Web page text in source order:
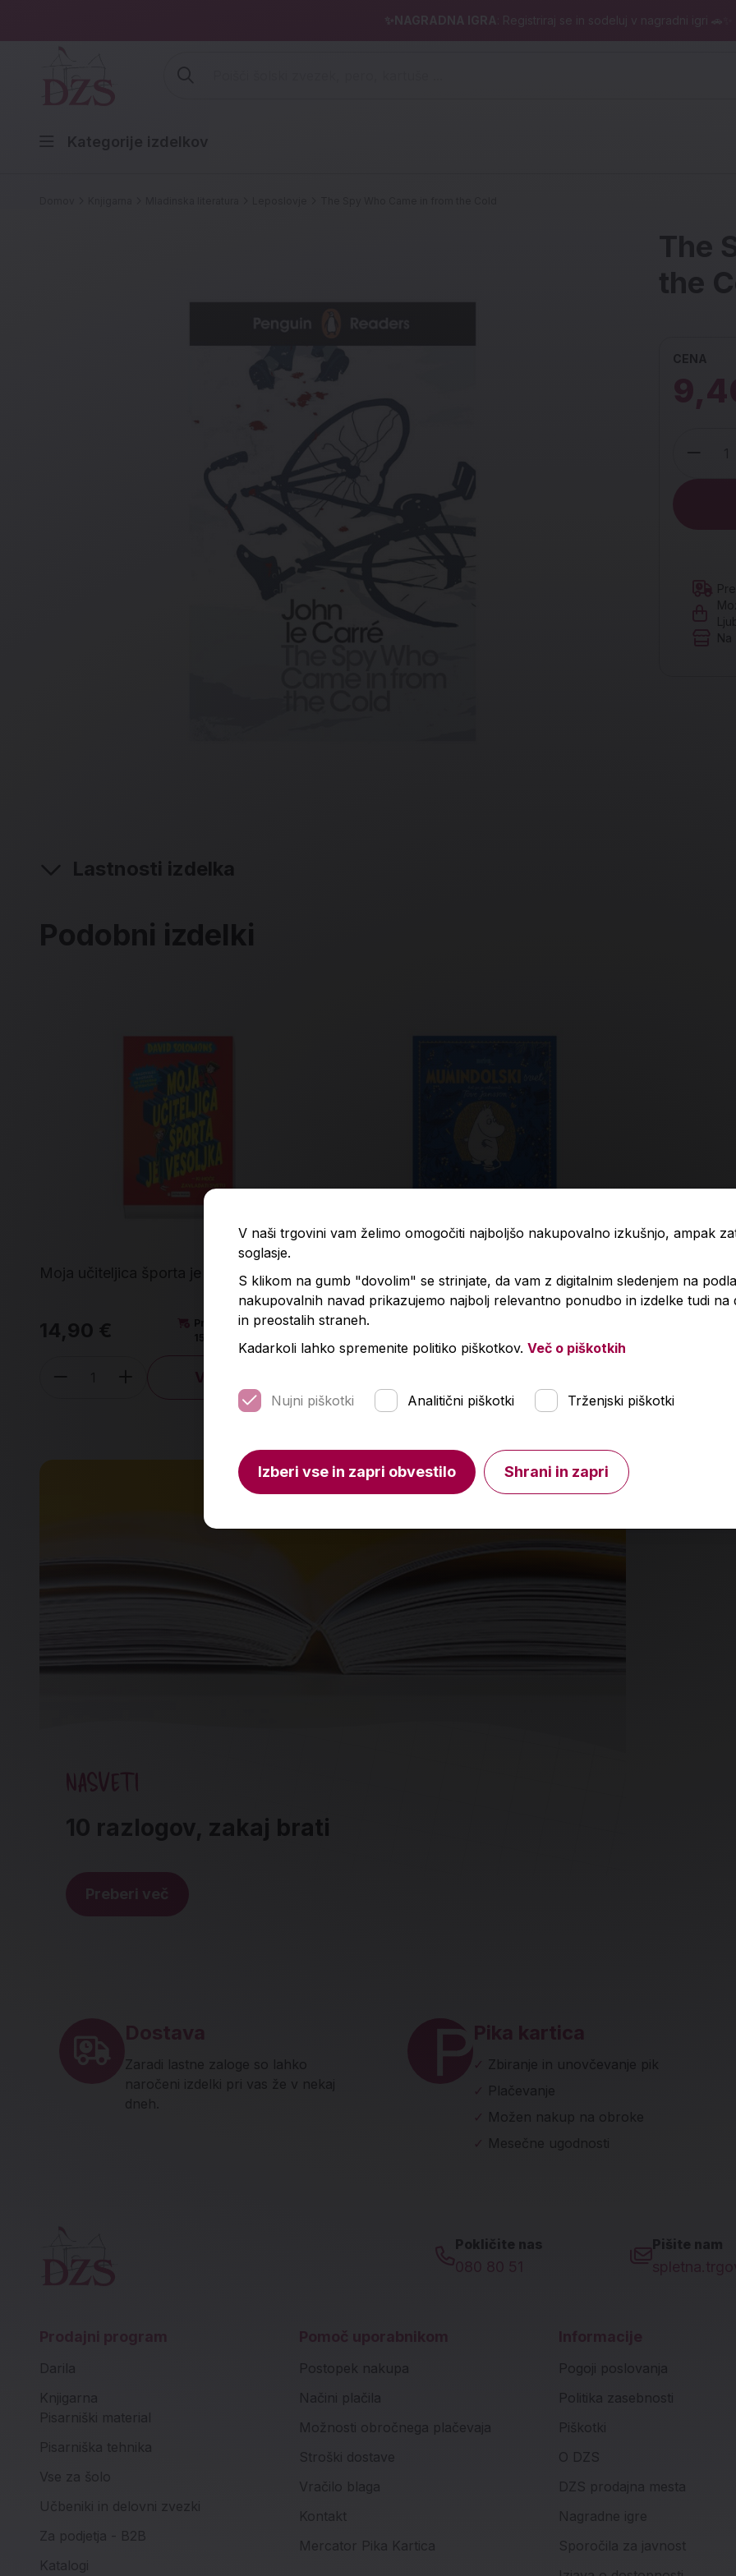
✨NAGRADNA IGRA : Registriraj se in sodeluj v nagradni igri 🚗✨
Kategorije izdelkov
The
the
CENA
Na
Lastnosti izdelka
Podobni izdelki
Moja učiteljica športa je vesoljka
14,90 €
Predvidena dobava:
15. 8. 2026*
Količina
V košarico
Mumindolski svet
59,90 €
Količina
Diebe im
NASVETI
10 razlogov, zakaj brati
Preberi več
Dostava
Zaradi lastne zaloge so lahko
naročeni izdelki pri vas že v nekaj
dneh.
Pika kartica
✓ Zbiranje in unovčevanje pik
✓
Plačevanje
✓
Možen nakup na obroke
✓
Mesečne ugodnosti
Pokličite nas
080 80 51
Pišite nam
Prodajni program
Darila
Knjigarna
Pisarniški material
Pisarniška tehnika
Vse za šolo
Učbeniki in delovni zvezki
Za podjetja - B2B
Katalogi
Pomoč uporabnikom
Postopek nakupa
Načini plačila
Možnosti obročnega plačevaja
Stroški dostave
Vračilo blaga
Kontakt
Mercator Pika Kartica
Informacije
Pogoji poslovanja
Politika zasebnosti
Piškotki
O DZS
DZS prodajna mesta
Nagradne igre
Sporočila za javnost
V naši trgovini vam želimo omogočiti najboljšo nakupovalno izkušnjo, ampak
soglasje.
S klikom na gumb "dovolim" se strinjate, da vam z digitalnim sledenjem na
nakupovalnih navad prikazujemo najbolj relevantno ponudbo in izdelke tudi na
in preostalih straneh.
Kadarkoli lahko spremenite politiko piškotkov. Več o piškotkih
Nujni piškotki Analitični piškotki Trženjski piškotki
Izberi vse in zapri obvestilo Shrani in zapri